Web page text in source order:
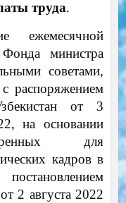
труда.
ежемесячной
министра
советами,
распоряжением
от 3
на основании
для
кадров в
2 августа 2022